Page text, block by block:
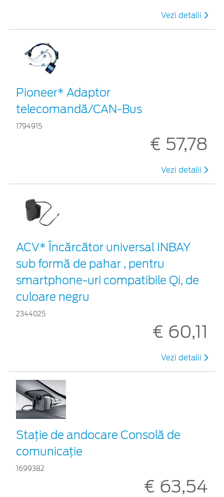
Vezi detalii
Pioneer* Adaptor
telecomandă/CAN-Bus
1794915
€ 57,78
Vezi detalii
ACV* Încărcător universal INBAY
sub formă de pahar , pentru
smartphone-uri compatibile Qi, de
culoare negru
2344025
€ 60,11
Vezi detalii
Staţie de andocare Consolă de
comunicaţie
1699382
€ 63,54